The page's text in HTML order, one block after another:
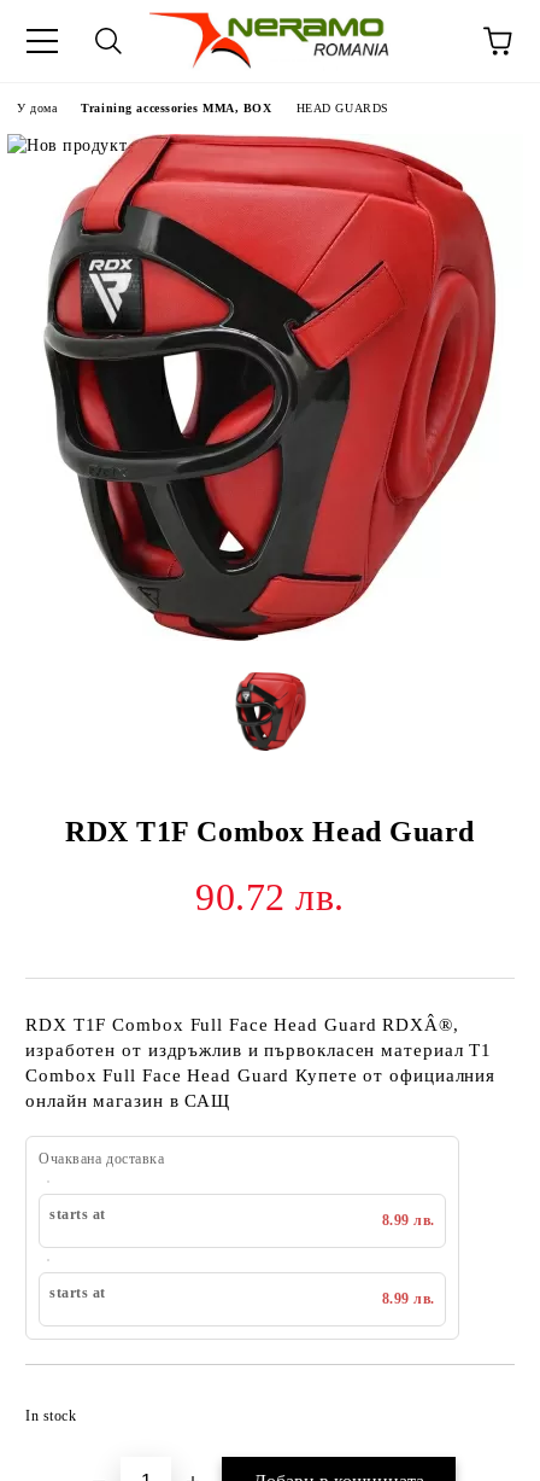
У дома Training accessories MMA, BOX HEAD GUARDS
RDX T1F Combox Head Guard
90.72 лв.
RDX T1F Combox Full Face Head Guard RDXÂ®,
изработен от издръжлив и първокласен материал T1
Combox Full Face Head Guard Купете от официалния
онлайн магазин в САЩ
Очаквана доставка
starts at 8.99 лв.
starts at 8.99 лв.
In stock